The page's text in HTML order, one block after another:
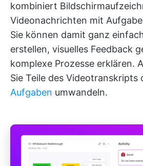
kombiniert
Videonachrichten mit
Sie können damit ganz
erstellen, visuelles Feedback
komplexe Prozesse erklären.
Sie Teile des Videotranskripts
Aufgaben umwandeln.